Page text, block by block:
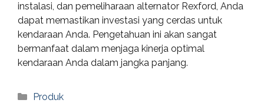
instalasi, dan pemeliharaan alternator Rexford, Anda
dapat memastikan investasi yang cerdas untuk
kendaraan Anda. Pengetahuan ini akan sangat
bermanfaat dalam menjaga kinerja optimal
kendaraan Anda dalam jangka panjang.
Categories
Produk